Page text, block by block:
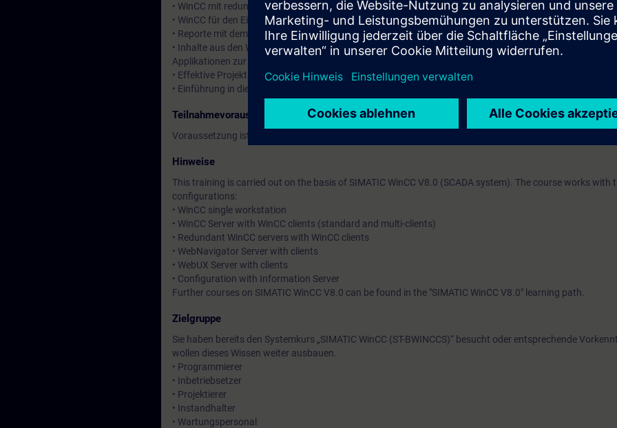
• WinCC mit redundanten Servern konfigurieren
• WinCC für den Einsatz mit Web-Clients konfigurieren
• Reporte mit dem Information Server erstellen
• Inhalte aus den WinCC-Datenbanken (WinCC Meldungs- und Kurvenarchive) mit Datenbank-Optionen für
Applikationen zur Verfügung zu stellen
• Effektive Projektierung
• Einführung in die automatisierte Projektierung
Teilnahmevoraussetzung
Voraussetzung ist der Kurs
Hinweise
This training is carried out on the basis of SIMATIC WinCC V8.0 (SCADA system). The course works with
configurations:
• WinCC single workstation
• WinCC Server with WinCC clients (standard and multi-clients)
• Redundant WinCC servers with WinCC clients
• WebNavigator Server with clients
• WebUX Server with clients
• Configuration with Information Server
Further courses on SIMATIC WinCC V8.0 can be found in the "SIMATIC WinCC V8.0" learning path.
Zielgruppe
Sie haben bereits den Systemkurs „SIMATIC WinCC (ST-BWINCCS)“ besucht oder entsprechende
wollen dieses Wissen weiter ausbauen.
• Programmierer
• Inbetriebsetzer
• Projektierer
• Instandhalter
• Wartungspersonal